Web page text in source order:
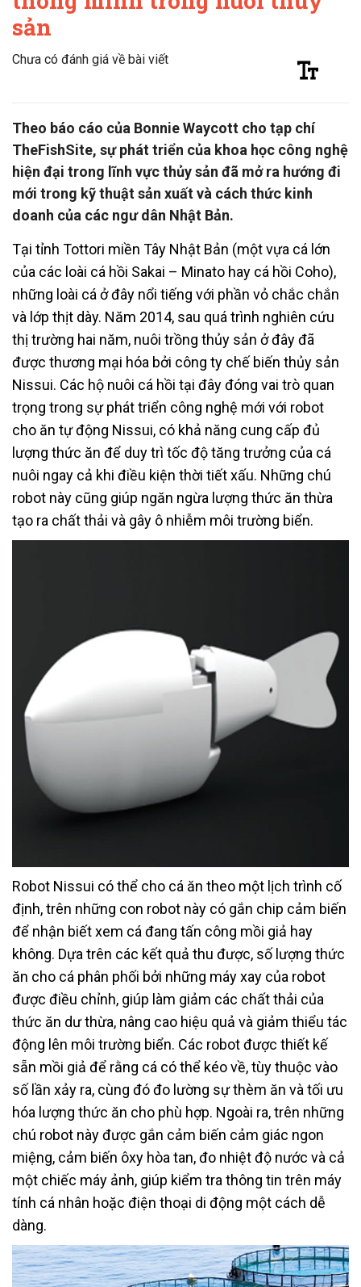
sản
Chưa có đánh giá về bài viết
Theo báo cáo của Bonnie Waycott cho tạp chí
TheFishSite, sự phát triển của khoa học công nghệ
hiện đại trong lĩnh vực thủy sản đã mở ra hướng đi
mới trong kỹ thuật sản xuất và cách thức kinh
doanh của các ngư dân Nhật Bản.
Tại tỉnh Tottori miền Tây Nhật Bản (một vựa cá lớn
của các loài cá hồi Sakai – Minato hay cá hồi Coho),
những loài cá ở đây nổi tiếng với phần vỏ chắc chắn
và lớp thịt dày. Năm 2014, sau quá trình nghiên cứu
thị trường hai năm, nuôi trồng thủy sản ở đây đã
được thương mại hóa bởi công ty chế biến thủy sản
Nissui. Các hộ nuôi cá hồi tại đây đóng vai trò quan
trọng trong sự phát triển công nghệ mới với robot
cho ăn tự động Nissui, có khả năng cung cấp đủ
lượng thức ăn để duy trì tốc độ tăng trưởng của cá
nuôi ngay cả khi điều kiện thời tiết xấu. Những chú
robot này cũng giúp ngăn ngừa lượng thức ăn thừa
tạo ra chất thải và gây ô nhiễm môi trường biển.
Robot Nissui có thể cho cá ăn theo một lịch trình cố
định, trên những con robot này có gắn chip cảm biến
để nhận biết xem cá đang tấn công mồi giả hay
không. Dựa trên các kết quả thu được, số lượng thức
ăn cho cá phân phối bởi những máy xay của robot
được điều chỉnh, giúp làm giảm các chất thải của
thức ăn dư thừa, nâng cao hiệu quả và giảm thiểu tác
động lên môi trường biển. Các robot được thiết kế
sẵn mồi giả để rằng cá có thể kéo về, tùy thuộc vào
số lần xảy ra, cùng đó đo lường sự thèm ăn và tối ưu
hóa lượng thức ăn cho phù hợp. Ngoài ra, trên những
chú robot này được gắn cảm biến cảm giác ngon
miệng, cảm biến ôxy hòa tan, đo nhiệt độ nước và cả
một chiếc máy ảnh, giúp kiểm tra thông tin trên máy
tính cá nhân hoặc điện thoại di động một cách dễ
dàng.